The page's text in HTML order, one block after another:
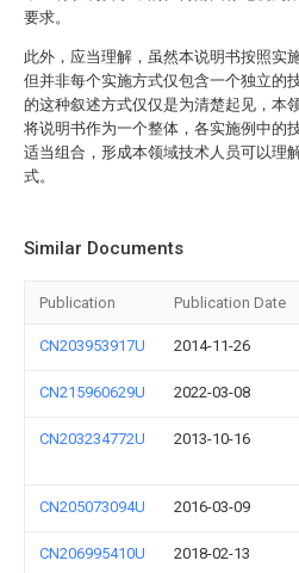
要求。
此外，应当理解，虽然本说明书按照实
但并非每个实施方式仅包含一个独立的
的这种叙述方式仅仅是为清楚起见，本
将说明书作为一个整体，各实施例中的
适当组合，形成本领域技术人员可以理
式。
Similar Documents
Publication Publication Date
CN203953917U 2014-11-26
CN215960629U 2022-03-08
CN203234772U 2013-10-16
CN205073094U 2016-03-09
CN206995410U 2018-02-13